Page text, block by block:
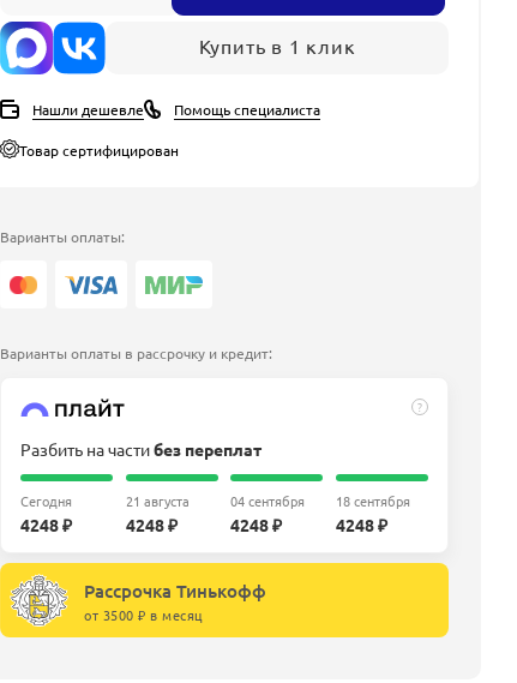
Купить в 1 клик
Нашли дешевле Помощь специалиста
Товар сертифицирован
Варианты оплаты:
Варианты оплаты в рассрочку и кредит:
?
Разбить на частибез переплат
Сегодня
4248 ₽
21 августа
4248 ₽
04 сентября
4248 ₽
18 сентября
4248 ₽
Рассрочка Тинькофф
от 3500 ₽ в месяц